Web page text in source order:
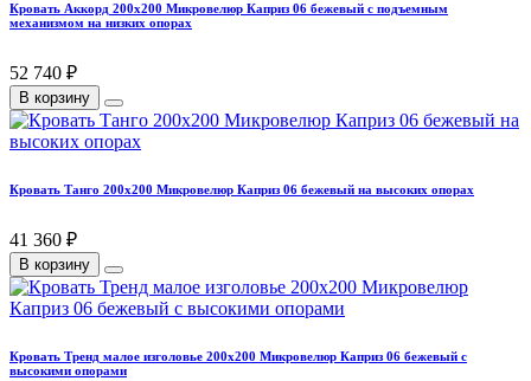
Кровать Аккорд 200х200 Микровелюр Каприз 06 бежевый с подъемным
механизмом на низких опорах
52 740 ₽
В корзину
Кровать Танго 200х200 Микровелюр Каприз 06 бежевый на высоких опорах
41 360 ₽
В корзину
Кровать Тренд малое изголовье 200х200 Микровелюр Каприз 06 бежевый с
высокими опорами